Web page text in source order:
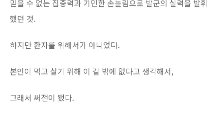
믿을 수 없는 집중력과 기민한 손놀림으로 발군의 실력을 발휘
했던 것.
하지만 환자를 위해서가 아니었다.
본인이 먹고 살기 위해 이 길 밖에 없다고 생각해서,
그래서 써전이 됐다.